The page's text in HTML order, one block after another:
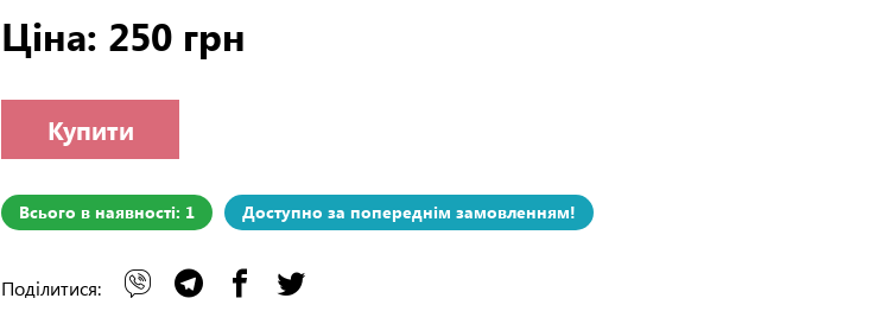
Ціна: 250 грн
Купити
Всього в наявності: 1 Доступно за попереднім замовленням!
Поділитися: